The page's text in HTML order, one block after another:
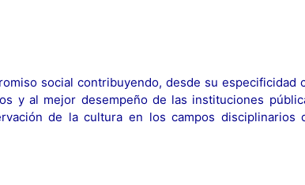
social contribuyendo, desde su especificidad
y al mejor desempeño de las instituciones
de la cultura en los campos disciplinarios